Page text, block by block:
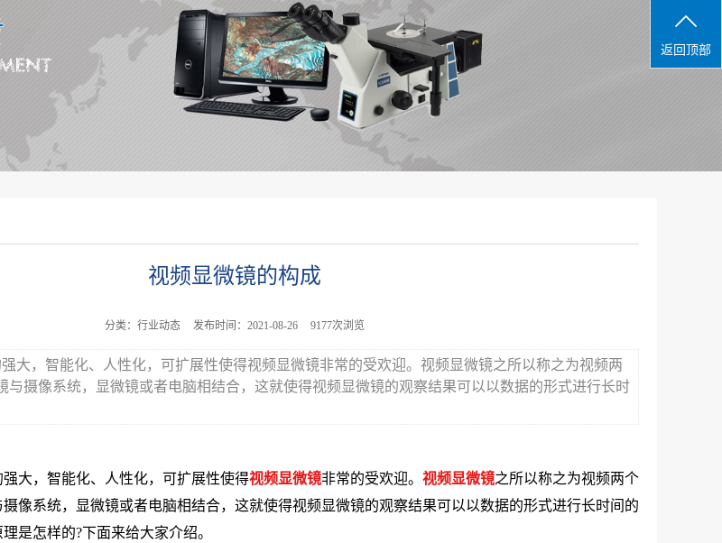
视频显微镜的构成
分类：行业动态 发布时间：2021-08-26 9177次浏览
大，智能化、人性化，可扩展性使得视频显微镜非常的受欢迎。视频显微镜之所以称之为视频两
与摄像系统，显微镜或者电脑相结合，这就使得视频显微镜的观察结果可以以数据的形式进行长时
大，智能化、人性化，可扩展性使得视频显微镜非常的受欢迎。 视频显微镜之所以称之为视频两个
像系统，显微镜或者电脑相结合，这就使得视频显微镜的观察结果可以以数据的形式进行长时间的
是怎样的?下面来给大家介绍。
返回顶部